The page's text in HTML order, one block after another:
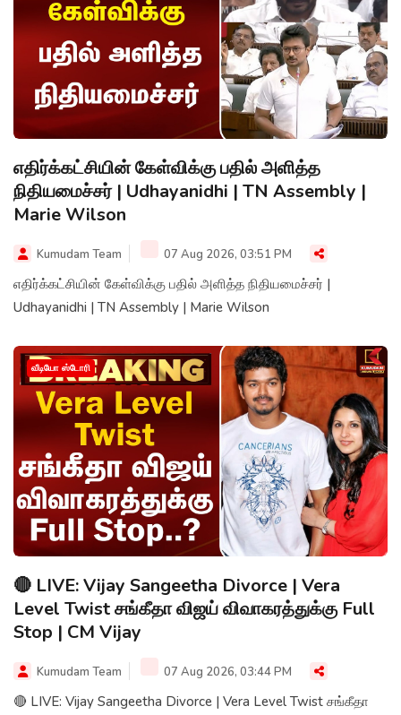
எதிர்க்கட்சியின் கேள்விக்கு பதில் அளித்த
நிதியமைச்சர் | Udhayanidhi | TN Assembly |
Marie Wilson
Kumudam Team 07 Aug 2026, 03:51 PM
எதிர்க்கட்சியின் கேள்விக்கு பதில் அளித்த நிதியமைச்சர் |
Udhayanidhi | TN Assembly | Marie Wilson
வீடியோ ஸ்டோரி
🔴 LIVE: Vijay Sangeetha Divorce | Vera
Level Twist சங்கீதா விஜய் விவாகரத்துக்கு Full
Stop | CM Vijay
Kumudam Team 07 Aug 2026, 03:44 PM
🔴 LIVE: Vijay Sangeetha Divorce | Vera Level Twist சங்கீதா